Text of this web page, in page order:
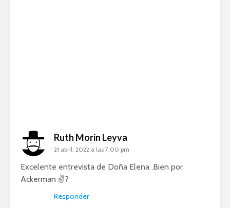
Ruth Morin Leyva
21 abril, 2022 a las 7:00 pm
Excelente entrevista de Doña Elena .Bien por
Ackerman ✌?
Responder